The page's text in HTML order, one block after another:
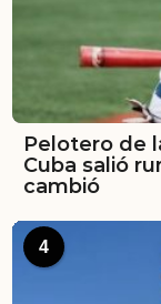
Pelotero de
Cuba salió
cambió
4